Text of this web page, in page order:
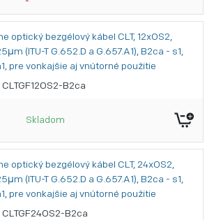
optický bezgélový kábel CLT, 12xOS2,
(ITU-T G.652.D a G.657.A1), B2ca - s1,
pre vonkajšie aj vnútorné použitie
CLTGF12OS2-B2ca
Skladom
optický bezgélový kábel CLT, 24xOS2,
(ITU-T G.652.D a G.657.A1), B2ca - s1,
pre vonkajšie aj vnútorné použitie
CLTGF24OS2-B2ca